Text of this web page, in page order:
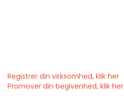
Registrer din virksomhed, klik her
Promover din begivenhed, klik her